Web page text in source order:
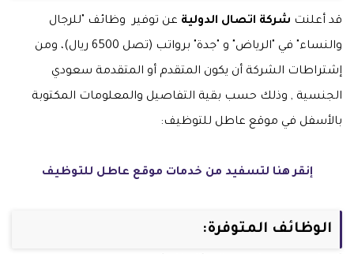
قد أعلنت شركة اتصال الدولية عن توفير وظائف "للرجال
والنساء" في "الرياض" و "جدة" برواتب (تصل 6500 ريال)، ومن
إشتراطات الشركة أن يكون المتقدم أو المتقدمة سعودي
الجنسية , وذلك حسب بقية التفاصيل والمعلومات المكتوبة
بالأسفل في موقع عاطل للتوظيف:
إنقر هنا لتسفيد من خدمات موقع عاطل للتوظيف
الوظائف المتوفرة: